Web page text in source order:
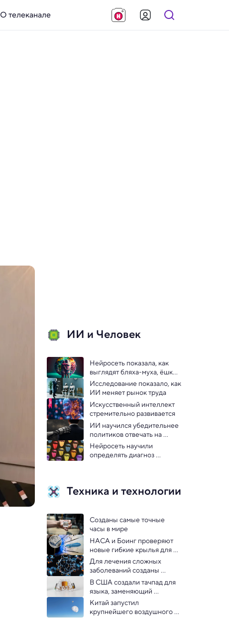
О телеканале
ИИ и Человек
Нейросеть показала, как
выглядят бляха-муха, ёшкин
кот и ядрёна вошь
Исследование показало, как
ИИ меняет рынок труда
Искусственный интеллект
стремительно развивается
ИИ научился убедительнее
политиков отвечать на
вопросы
Нейросеть научили
определять диагноз
Техника и технологии
Созданы самые точные
часы в мире
НАСА и Боинг проверяют
новые гибкие крылья для
экономии топлива: видео
Для лечения сложных
заболеваний созданы
имитирующие вирусы
нанокапсулы
В США создали тачпад для
языка, заменяющий
компьютерную мышь: видео
Китай запустил
крупнейшего воздушного